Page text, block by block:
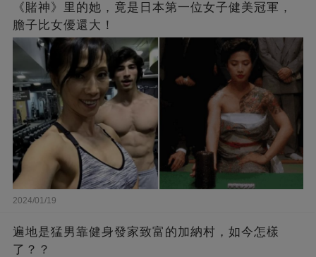
《賭神》里的她，竟是日本第一位女子健美冠軍，
膽子比女優還大！
2024/01/19
遍地是猛男靠健身發家致富的加納村，如今怎樣
了？？